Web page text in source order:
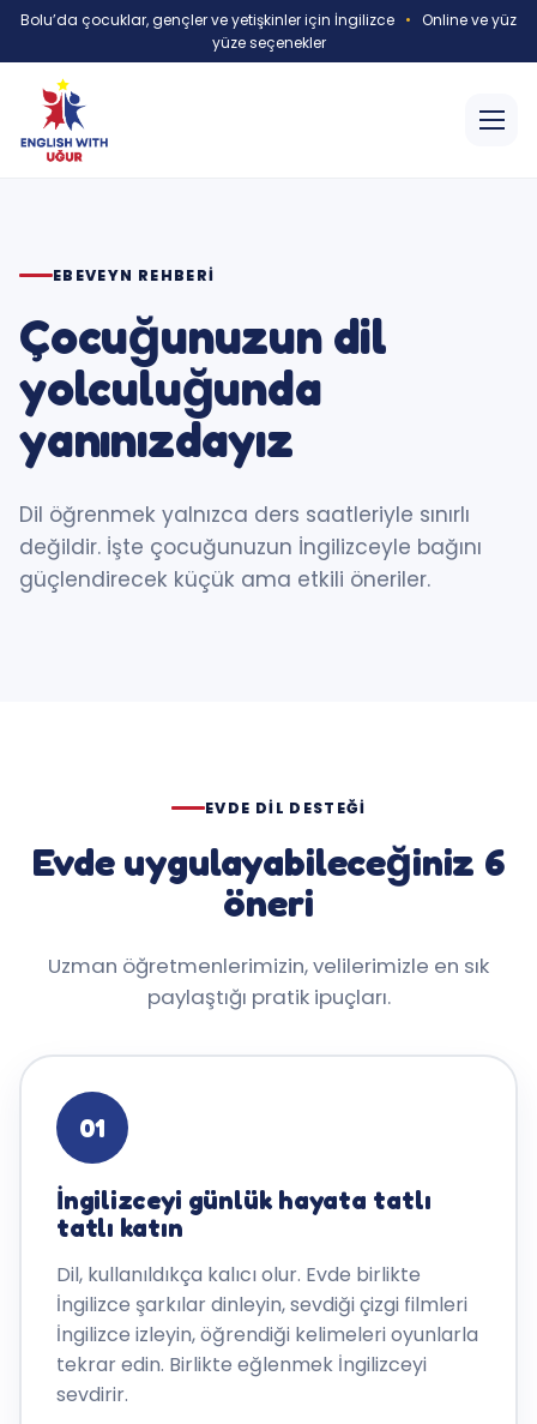
Bolu’da çocuklar, gençler ve yetişkinler için İngilizce • Online ve yüz
yüze seçenekler
EBEVEYN REHBERI
Çocuğunuzun dil
yolculuğunda
yanınızdayız
Dil öğrenmek yalnızca ders saatleriyle sınırlı
değildir. İşte çocuğunuzun İngilizceyle bağını
güçlendirecek küçük ama etkili öneriler.
EVDE DIL DESTEĞI
Evde uygulayabileceğiniz 6
öneri
Uzman öğretmenlerimizin, velilerimizle en sık
paylaştığı pratik ipuçları.
01
İngilizceyi günlük hayata tatlı
tatlı katın
Dil, kullanıldıkça kalıcı olur. Evde birlikte
İngilizce şarkılar dinleyin, sevdiği çizgi filmleri
İngilizce izleyin, öğrendiği kelimeleri oyunlarla
tekrar edin. Birlikte eğlenmek İngilizceyi
sevdirir.